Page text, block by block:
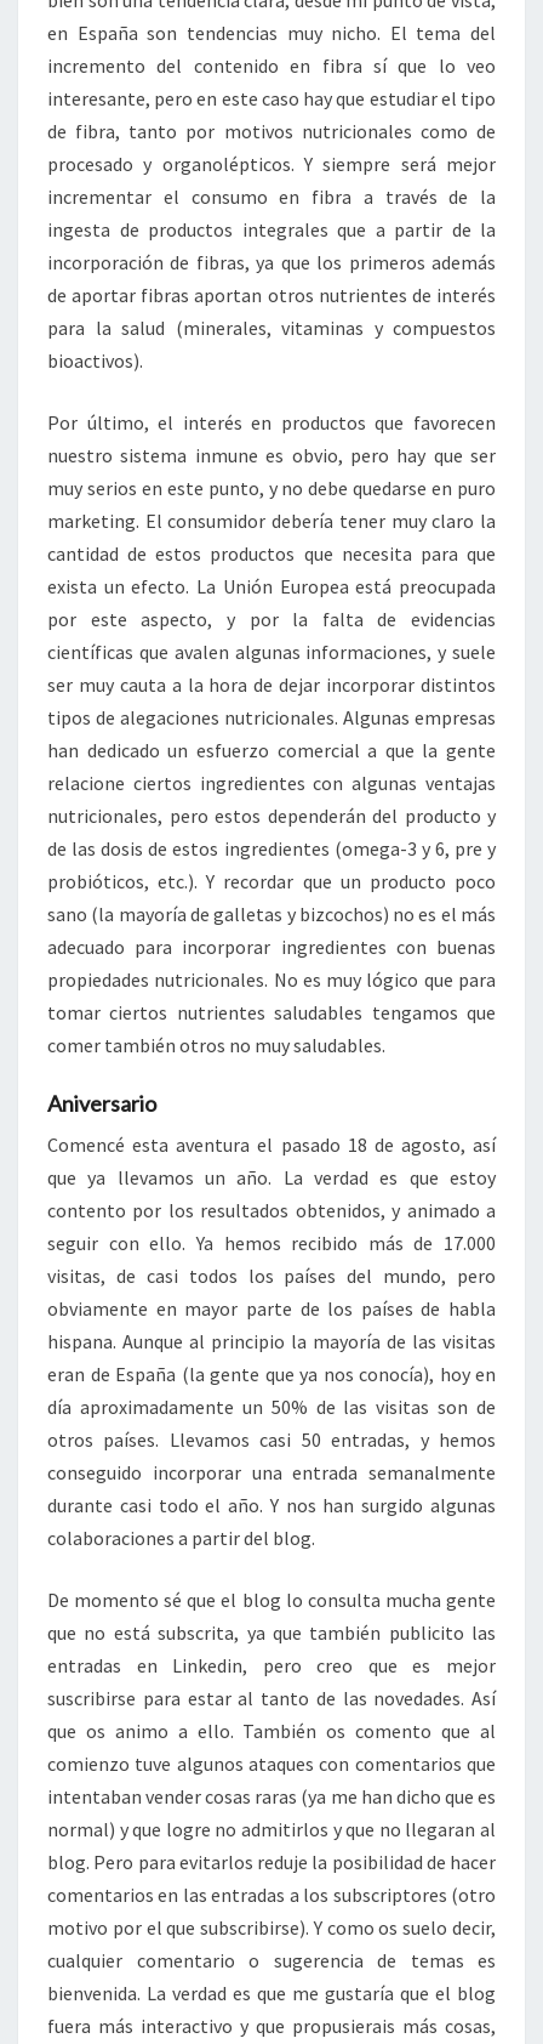
en España son tendencias muy nicho. El tema del
incremento del contenido en fibra sí que lo veo
interesante, pero en este caso hay que estudiar el tipo
de fibra, tanto por motivos nutricionales como de
procesado y organolépticos. Y siempre será mejor
incrementar el consumo en fibra a través de la
ingesta de productos integrales que a partir de la
incorporación de fibras, ya que los primeros además
de aportar fibras aportan otros nutrientes de interés
para la salud (minerales, vitaminas y compuestos
bioactivos).
Por último, el interés en productos que favorecen
nuestro sistema inmune es obvio, pero hay que ser
muy serios en este punto, y no debe quedarse en puro
marketing. El consumidor debería tener muy claro la
cantidad de estos productos que necesita para que
exista un efecto. La Unión Europea está preocupada
por este aspecto, y por la falta de evidencias
científicas que avalen algunas informaciones, y suele
ser muy cauta a la hora de dejar incorporar distintos
tipos de alegaciones nutricionales. Algunas empresas
han dedicado un esfuerzo comercial a que la gente
relacione ciertos ingredientes con algunas ventajas
nutricionales, pero estos dependerán del producto y
de las dosis de estos ingredientes (omega-3 y 6, pre y
probióticos, etc.). Y recordar que un producto poco
sano (la mayoría de galletas y bizcochos) no es el más
adecuado para incorporar ingredientes con buenas
propiedades nutricionales. No es muy lógico que para
tomar ciertos nutrientes saludables tengamos que
comer también otros no muy saludables.
Aniversario
Comencé esta aventura el pasado 18 de agosto, así
que ya llevamos un año. La verdad es que estoy
contento por los resultados obtenidos, y animado a
seguir con ello. Ya hemos recibido más de 17.000
visitas, de casi todos los países del mundo, pero
obviamente en mayor parte de los países de habla
hispana. Aunque al principio la mayoría de las visitas
eran de España (la gente que ya nos conocía), hoy en
día aproximadamente un 50% de las visitas son de
otros países. Llevamos casi 50 entradas, y hemos
conseguido incorporar una entrada semanalmente
durante casi todo el año. Y nos han surgido algunas
colaboraciones a partir del blog.
De momento sé que el blog lo consulta mucha gente
que no está subscrita, ya que también publicito las
entradas en Linkedin, pero creo que es mejor
suscribirse para estar al tanto de las novedades. Así
que os animo a ello. También os comento que al
comienzo tuve algunos ataques con comentarios que
intentaban vender cosas raras (ya me han dicho que es
normal) y que logre no admitirlos y que no llegaran al
blog. Pero para evitarlos reduje la posibilidad de hacer
comentarios en las entradas a los subscriptores (otro
motivo por el que subscribirse). Y como os suelo decir,
cualquier comentario o sugerencia de temas es
bienvenida. La verdad es que me gustaría que el blog
fuera más interactivo y que propusierais más cosas,